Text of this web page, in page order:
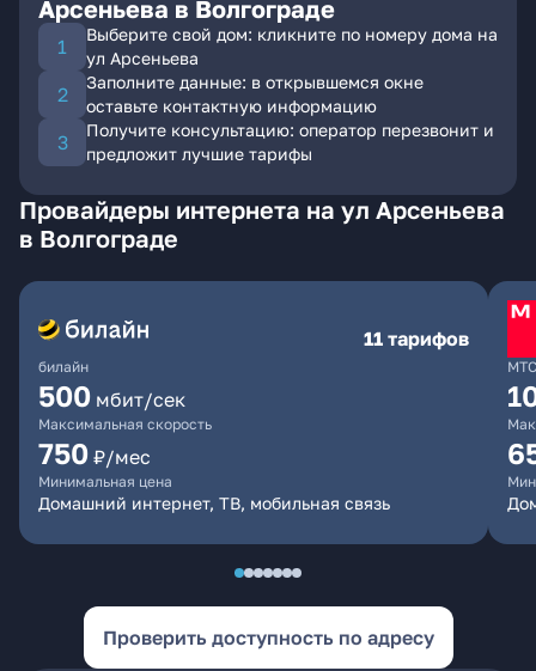
Арсеньева в Волгограде
Выберите свой дом: кликните по номеру дома на
ул Арсеньева
Заполните данные: в открывшемся окне
оставьте контактную информацию
Получите консультацию: оператор перезвонит и
предложит лучшие тарифы
Провайдеры интернета на ул Арсеньева
в Волгограде
билайн
11 тарифов
500 мбит/сек
Максимальная скорость
750 ₽/мес
Минимальная цена
Домашний интернет, ТВ, мобильная связь
МТС
Проверить доступность по адресу